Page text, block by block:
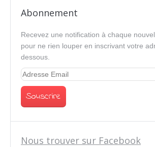
Abonnement
Recevez une notification à chaque
pour ne rien louper en inscrivant votre
dessous.
Nous trouver sur Facebook